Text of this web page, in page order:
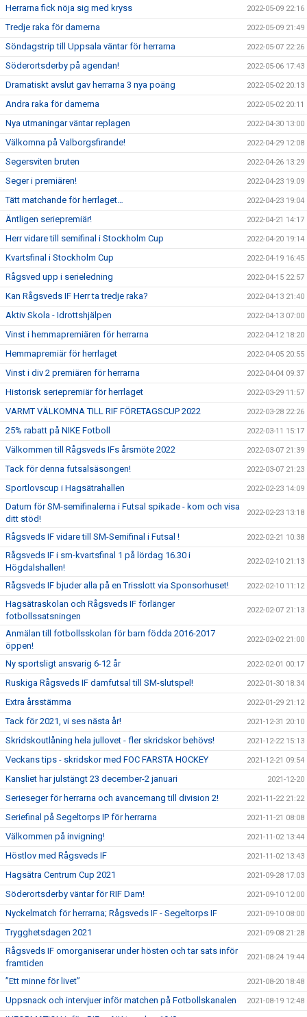
Herrarna fick nöja sig med kryss 2022-05-09 22:16
Tredje raka för damerna 2022-05-09 21:49
Söndagstrip till Uppsala väntar för herrarna 2022-05-07 22:26
Söderortsderby på agendan! 2022-05-06 17:43
Dramatiskt avslut gav herrarna 3 nya poäng 2022-05-02 20:13
Andra raka för damerna 2022-05-02 20:11
Nya utmaningar väntar replagen 2022-04-30 13:00
Välkomna på Valborgsfirande! 2022-04-29 12:08
Segersviten bruten 2022-04-26 13:29
Seger i premiären! 2022-04-23 19:09
Tätt matchande för herrlaget… 2022-04-23 19:04
Äntligen seriepremiär! 2022-04-21 14:17
Herr vidare till semifinal i Stockholm Cup 2022-04-20 19:14
Kvartsfinal i Stockholm Cup 2022-04-19 16:45
Rågsved upp i serieledning 2022-04-15 22:57
Kan Rågsveds IF Herr ta tredje raka? 2022-04-13 21:40
Aktiv Skola - Idrottshjälpen 2022-04-13 07:00
Vinst i hemmapremiären för herrarna 2022-04-12 18:20
Hemmapremiär för herrlaget 2022-04-05 20:55
Vinst i div 2 premiären för herrarna 2022-04-04 09:37
Historisk seriepremiär för herrlaget 2022-03-29 11:57
VARMT VÄLKOMNA TILL RIF FÖRETAGSCUP 2022 2022-03-28 22:26
25% rabatt på NIKE Fotboll 2022-03-11 15:17
Välkommen till Rågsveds IFs årsmöte 2022 2022-03-07 21:39
Tack för denna futsalsäsongen! 2022-03-07 21:23
Sportlovscup i Hagsätrahallen 2022-02-23 14:09
Datum för SM-semifinalerna i Futsal spikade - kom och visa
ditt stöd!
2022-02-23 13:18
Rågsveds IF vidare till SM-Semifinal i Futsal ! 2022-02-21 10:38
Rågsveds IF i sm-kvartsfinal 1 på lördag 16.30 i
Högdalshallen!
2022-02-10 21:13
Rågsveds IF bjuder alla på en Trisslott via Sponsorhuset! 2022-02-10 11:12
Hagsätraskolan och Rågsveds IF förlänger
fotbollssatsningen
2022-02-07 21:13
Anmälan till fotbollsskolan för barn födda 2016-2017
öppen!
2022-02-02 21:00
Ny sportsligt ansvarig 6-12 år 2022-02-01 00:17
Ruskiga Rågsveds IF damfutsal till SM-slutspel! 2022-01-30 18:34
Extra årsstämma 2022-01-29 21:12
Tack för 2021, vi ses nästa år! 2021-12-31 20:10
Skridskoutlåning hela jullovet - fler skridskor behövs! 2021-12-22 15:13
Veckans tips - skridskor med FOC FARSTA HOCKEY 2021-12-21 09:54
Kansliet har julstängt 23 december-2 januari 2021-12-20
Serieseger för herrarna och avancemang till division 2! 2021-11-22 21:22
Seriefinal på Segeltorps IP för herrarna 2021-11-21 08:08
Välkommen på invigning! 2021-11-02 13:44
Höstlov med Rågsveds IF 2021-11-02 13:43
Hagsätra Centrum Cup 2021 2021-09-28 17:03
Söderortsderby väntar för RIF Dam! 2021-09-10 12:00
Nyckelmatch för herrarna; Rågsveds IF - Segeltorps IF 2021-09-10 08:00
Trygghetsdagen 2021 2021-09-08 21:28
Rågsveds IF omorganiserar under hösten och tar sats inför
framtiden
2021-08-24 19:44
”Ett minne för livet” 2021-08-20 18:48
Uppsnack och intervjuer inför matchen på Fotbollskanalen 2021-08-19 12:48